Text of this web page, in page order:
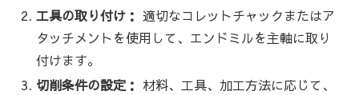
工具の取り付け： 適切なコレットチャックまたはア
タッチメントを使用して、エンドミルを主軸に取り
付けます。
切削条件の設定： 材料、工具、加工方法に応じて、